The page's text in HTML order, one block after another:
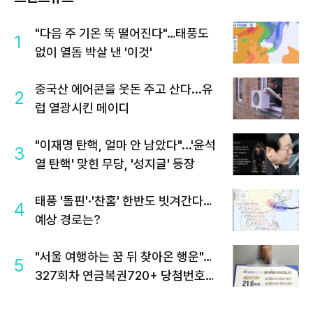
1
"다음 주 기온 뚝 떨어진다"…태풍도
없이 열돔 박살 낸 '이것'
2
중국산 에어콘을 웃돈 주고 산다...유
럽 열광시킨 메이디
3
"이재명 탄핵, 얼마 안 남았다"...'윤석
열 탄핵' 맞힌 무당, '성지글' 등장
4
태풍 '돌핀'·'찬홈' 한반도 빗겨간다…
예상 경로는?
5
"서울 여행하는 꿈 뒤 찾아온 행운"…
327회차 연금복권720+ 당첨번호조